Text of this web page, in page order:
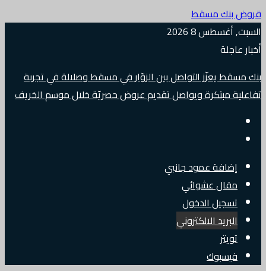
قروض بنك مسقط
السبت, أغسطس 8 2026
أخبار عاجلة
بنك مسقط يعزّز التواصل بين الزوّار في مسقط وصلالة في تجربة
تفاعلية مبتكرة ويواصل تقديم عروض حصريّة خلال موسم الخريف
إضافة عمود جانبي
مقال عشوائي
تسجيل الدخول
البريد الالكتروني
تويتر
فيسبوك